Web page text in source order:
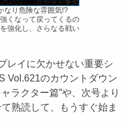
なり危険な雰囲気!?
くなって戻ってくるの
強化し、さらなる戦い
レイに欠かせない重要シ
Vol.621のカウントダウン
ラクター篇”や、次号より
熟読して、もうすぐ始ま